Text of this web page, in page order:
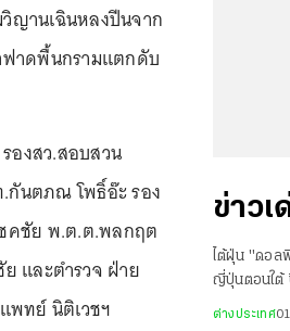
ญานเฉินหลงปีนจาก
ฟาดพื้นกรามแตกดับ
องสว.สอบสวน
นตภณ โพธิ์อ๊ะ รอง
คชัย พ.ต.ต.พลกฤต
และตำรวจ ฝ่าย
พทย์ นิติเวชฯ
ข่าวเ
ไต้ฝุ่น "ดอล
ญี่ปุ่นตอนใต้
อพยพประช
ต่างประเทศ